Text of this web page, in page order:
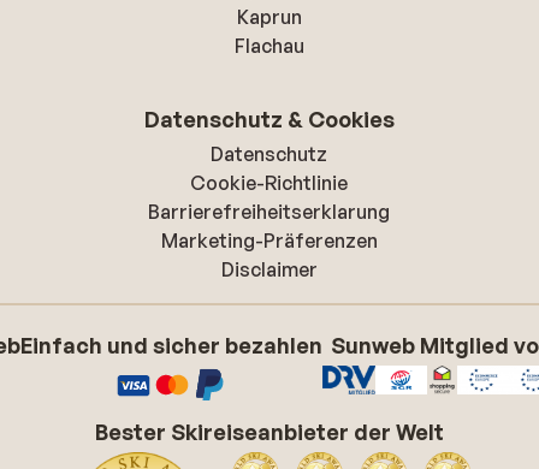
Kaprun
Flachau
Datenschutz & Cookies
Datenschutz
Cookie-Richtlinie
Barrierefreiheitserklarung
Marketing-Präferenzen
Disclaimer
Einfach und sicher bezahlen Sunweb Mitglied
Bester Skireiseanbieter der Welt